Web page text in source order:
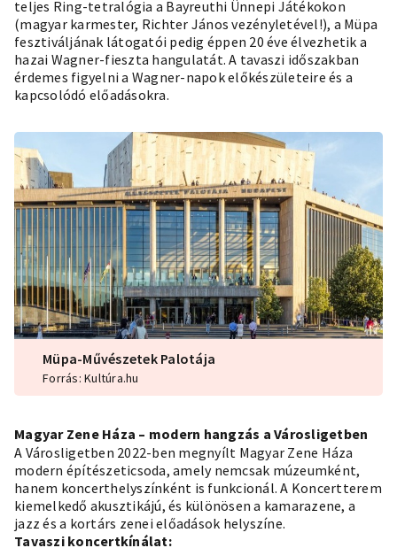
teljes Ring-tetralógia a Bayreuthi Ünnepi Játékokon
(magyar karmester, Richter János vezényletével!), a Müpa
fesztiváljának látogatói pedig éppen 20 éve élvezhetik a
hazai Wagner-fieszta hangulatát. A tavaszi időszakban
érdemes figyelni a Wagner-napok előkészületeire és a
kapcsolódó előadásokra.
Müpa-Művészetek Palotája
Forrás: Kultúra.hu
Magyar Zene Háza – modern hangzás a Városligetben
A Városligetben 2022-ben megnyílt Magyar Zene Háza
modern építészeticsoda, amely nemcsak múzeumként,
hanem koncerthelyszínként is funkcionál. A Koncertterem
kiemelkedő akusztikájú, és különösen a kamarazene, a
jazz és a kortárs zenei előadások helyszíne.
Tavaszi koncertkínálat: